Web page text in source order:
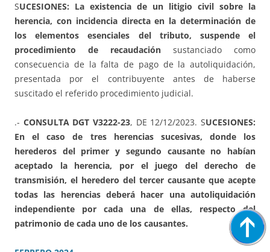
SUCESIONES: La existencia de un litigio civil sobre la
herencia, con incidencia directa en la determinación de
los elementos esenciales del tributo, suspende el
procedimiento de recaudación sustanciado como
consecuencia de la falta de pago de la autoliquidación,
presentada por el contribuyente antes de haberse
suscitado el referido procedimiento judicial.
.- CONSULTA DGT V3222-23, DE 12/12/2023. SUCESIONES:
En el caso de tres herencias sucesivas, donde los
herederos del primer y segundo causante no habían
aceptado la herencia, por el juego del derecho de
transmisión, el heredero del tercer causante que acepte
todas las herencias deberá hacer una autoliquidación
independiente por cada una de ellas, respecto del
patrimonio de cada uno de los causantes.